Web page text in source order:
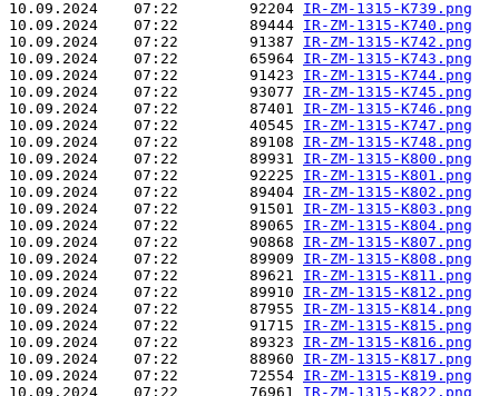
10.09.2024    07:22        92204 IR-ZM-1315-K739.png
10.09.2024    07:22        89444 IR-ZM-1315-K740.png
10.09.2024    07:22        91387 IR-ZM-1315-K742.png
10.09.2024    07:22        65964 IR-ZM-1315-K743.png
10.09.2024    07:22        91423 IR-ZM-1315-K744.png
10.09.2024    07:22        93077 IR-ZM-1315-K745.png
10.09.2024    07:22        87401 IR-ZM-1315-K746.png
10.09.2024    07:22        40545 IR-ZM-1315-K747.png
10.09.2024    07:22        89108 IR-ZM-1315-K748.png
10.09.2024    07:22        89931 IR-ZM-1315-K800.png
10.09.2024    07:22        92225 IR-ZM-1315-K801.png
10.09.2024    07:22        89404 IR-ZM-1315-K802.png
10.09.2024    07:22        91501 IR-ZM-1315-K803.png
10.09.2024    07:22        89065 IR-ZM-1315-K804.png
10.09.2024    07:22        90868 IR-ZM-1315-K807.png
10.09.2024    07:22        89909 IR-ZM-1315-K808.png
10.09.2024    07:22        89621 IR-ZM-1315-K811.png
10.09.2024    07:22        89910 IR-ZM-1315-K812.png
10.09.2024    07:22        87955 IR-ZM-1315-K814.png
10.09.2024    07:22        91715 IR-ZM-1315-K815.png
10.09.2024    07:22        89323 IR-ZM-1315-K816.png
10.09.2024    07:22        88960 IR-ZM-1315-K817.png
10.09.2024    07:22        72554 IR-ZM-1315-K819.png
10.09.2024    07:22        76961 IR-ZM-1315-K822.png